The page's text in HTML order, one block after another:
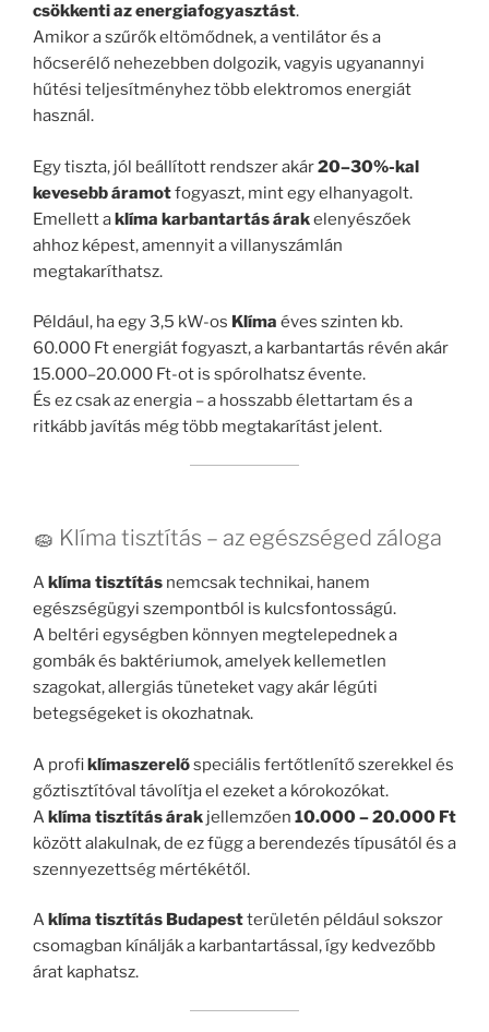
csökkenti az energiafogyasztást.
Amikor a szűrők eltömődnek, a ventilátor és a
hőcserélő nehezebben dolgozik, vagyis ugyanannyi
hűtési teljesítményhez több elektromos energiát
használ.
Egy tiszta, jól beállított rendszer akár20–30%-kal
kevesebb áramotfogyaszt, mint egy elhanyagolt.
Emellett aklíma karbantartás árakelenyészőek
ahhoz képest, amennyit a villanyszámlán
megtakaríthatsz.
Például, ha egy 3,5 kW-os Klíma éves szinten kb.
60.000 Ft energiát fogyaszt, a karbantartás révén akár
15.000–20.000 Ft-ot is spórolhatsz évente.
És ez csak az energia – a hosszabb élettartam és a
ritkább javítás még több megtakarítást jelent.
🧽 Klíma tisztítás – az egészséged záloga
Aklíma tisztítás nemcsak technikai, hanem
egészségügyi szempontból is kulcsfontosságú.
A beltéri egységben könnyen megtelepednek a
gombák és baktériumok, amelyek kellemetlen
szagokat, allergiás tüneteket vagy akár légúti
betegségeket is okozhatnak.
A profiklímaszerelőspeciális fertőtlenítő szerekkel és
gőztisztítóval távolítja el ezeket a kórokozókat.
Aklíma tisztítás árak jellemzően 10.000 – 20.000 Ft
között alakulnak, de ez függ a berendezés típusától és a
szennyezettség mértékétől.
Aklíma tisztítás Budapestterületén például sokszor
csomagban kínálják a karbantartással, így kedvezőbb
árat kaphatsz.